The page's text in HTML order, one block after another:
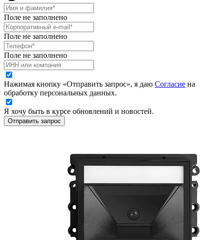
Поле не заполнено
Поле не заполнено
Поле не заполнено
Нажимая кнопку «Отправить запрос», я даю Согласие на
обработку персональных данных.
Я хочу быть в курсе обновлений и новостей.
Отправить запрос